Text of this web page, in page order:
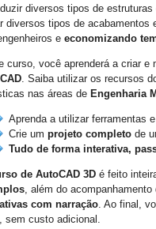
diversos tipos de
diversos tipos de acabamentos
e economizando
curso, você aprenderá a criar e
. Saiba utilizar os recursos
nas áreas de Engenharia
Aprenda a utilizar ferramentas
Crie um projeto completo de
Tudo de forma interativa,
de AutoCAD 3D é feito
, além do
com narração. Ao final,
, sem custo adicional.